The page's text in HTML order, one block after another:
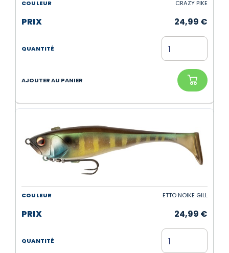
CRAZY PIKE
24,99 €
ETTO NOIKE GILL
24,99 €